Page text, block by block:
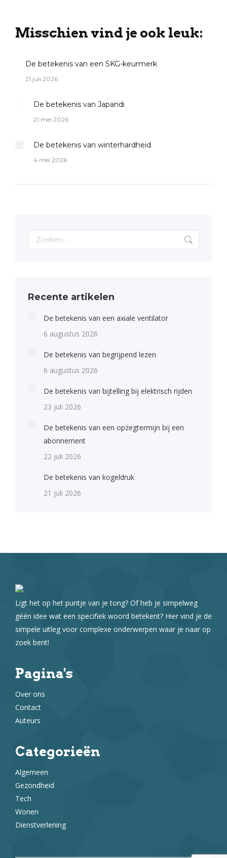
Misschien vind je ook leuk:
De betekenis van een SKG-keurmerk
21 juli 2026
De betekenis van Japandi
21 mei 2026
De betekenis van winterhardheid
4 mei 2026
Search:
Recente artikelen
De betekenis van een axiale ventilator
6 augustus 2026
De betekenis van begrijpend lezen
6 augustus 2026
De betekenis van bijtelling bij elektrisch rijden
23 juli 2026
De betekenis van een opzegtermijn bij een
abonnement
22 juli 2026
De betekenis van kogeldruk
21 juli 2026
Ligt het op het puntje van je tong? Of heb je simpelweg
géén idee wat een specifiek woord betekent? Hier vind je de
simpele uitleg voor complexe onderwerpen waar je naar op
zoek bent!
Pagina's
Over ons
Contact
Auteurs
Categorieën
Algemeen
Gezondheid
Tech
Wonen
Dienstverlening